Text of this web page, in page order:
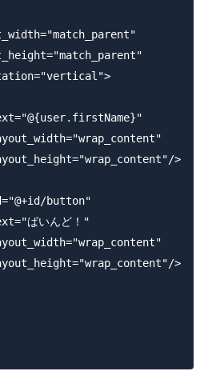
>
button"
ばいんど！"
>